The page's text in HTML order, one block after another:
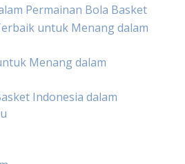
Permainan Bola Basket
untuk Menang dalam
Menang dalam
Indonesia dalam